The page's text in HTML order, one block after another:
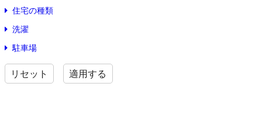
住宅の種類
洗濯
駐車場
リセット 適用する